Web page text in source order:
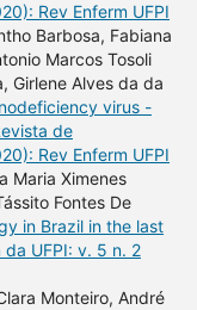
Rev Enferm UFPI
Barbosa, Fabiana
Marcos Tosoli
Girlene Alves da da
virus -
de
Rev Enferm UFPI
Maria Ximenes
Fontes De
in Brazil in the last
da UFPI: v. 5 n. 2
Monteiro, André